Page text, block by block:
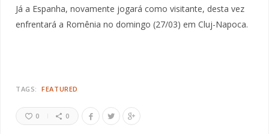
Já a Espanha, novamente jogará como visitante, desta vez
enfrentará a Romênia no domingo (27/03) em Cluj-Napoca.
TAGS: FEATURED
0 0